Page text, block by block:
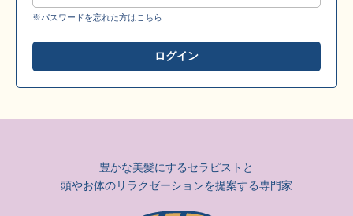
※パスワードを忘れた方はこちら
ログイン
豊かな美髪にするセラピストと
頭やお体のリラクゼーションを提案する専門家